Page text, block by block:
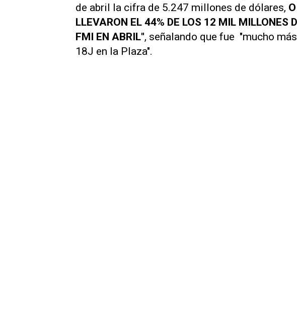
de abril la cifra de 5.247 millones de dólares,
LLEVARON EL 44% DE LOS 12 MIL MILLONES
FMI EN ABRIL", señalando que fue "mucho
18J en la Plaza".